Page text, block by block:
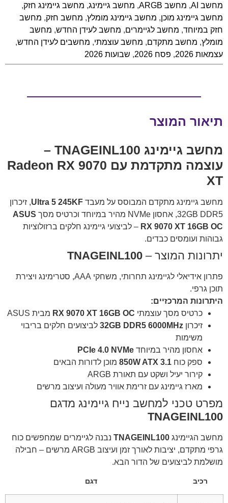
מחשב AI
, מחשב ARGB , מחשב גיימינג, מחשב גיימינג חזק,
מחשב גיימינג מוכן, מחשב גיימינג מומלץ, מחשב חזק, מחשב
חזק במיוחד, מחשב לגיימרים, מחשב לעידן החדש, מחשב
מומלץ, מחשב מתקדם, מחשב עוצמתי, מחשבים לעידן החדש,
עצמאות 2026
, פסח 2026 , שבועות 2026
תיאור המוצר
מחשב גיימינג TNAGEINL100
–
עוצמה מתקדמת עם Radeon RX 9070
XT
מחשב גיימינג מתקדם המבוסס על מעבד Ultra 5 245KF, זיכרון
32GB DDR5, אחסון NVMe מהיר במיוחד וכרטיס מסך
ASUS
RX 9070 XT 16GB OC – לביצועי גיימינג חלקים ברזולוציות
גבוהות ועומסים כבדים.
יתרונות המוצר – TNAGEINL100
פתרון אידיאלי לגיימינג תחרותי, משחקי AAA, סטרימינג ויצירת
תוכן גרפי.
היתרונות המרכזיים:
כרטיס מסך עוצמתי RX 9070 XT 16GB OC מבית ASUS
זיכרון 32GB DDR5 6000MHz לביצועים חלקים בריבוי
משימות
אחסון מהיר במיוחד PCIe 4.0 NVMe
ספק כוח 850W ATX 3.1 מוכן לדורות הבאים
קירור יעיל ושקט עם תאורת ARGB
מארז גיימינג עם זרימת אוויר מעולה ועיצוב מרשים
מפרט טכני למחשב נייח גיימינג מדגם
TNAGEINL100
מחשב הגיימינג TNAGEINL100 נבנה לגיימרים שמחפשים כוח
גרפי מתקדם, יציבות לאורך זמן ועיצוב ARGB מרשים – חבילה
מושלמת לביצועים של הדור הבא.
רכיב דגם